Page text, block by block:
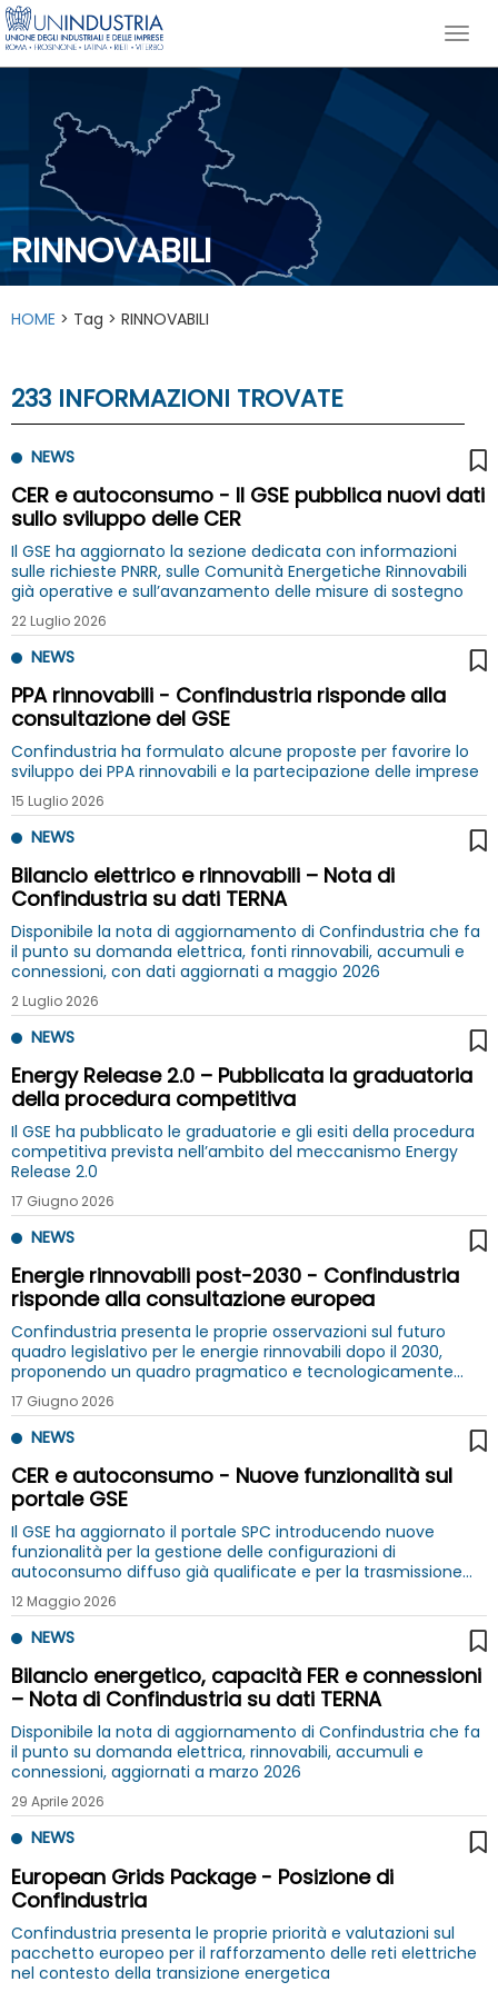
RINNOVABILI
HOME > Tag > RINNOVABILI
233 INFORMAZIONI TROVATE
NEWS
CER e autoconsumo - Il GSE pubblica nuovi dati
sullo sviluppo delle CER
Il GSE ha aggiornato la sezione dedicata con informazioni
sulle richieste PNRR, sulle Comunità Energetiche Rinnovabili
già operative e sull’avanzamento delle misure di sostegno
22 Luglio 2026
NEWS
PPA rinnovabili - Confindustria risponde alla
consultazione del GSE
Confindustria ha formulato alcune proposte per favorire lo
sviluppo dei PPA rinnovabili e la partecipazione delle imprese
15 Luglio 2026
NEWS
Bilancio elettrico e rinnovabili – Nota di
Confindustria su dati TERNA
Disponibile la nota di aggiornamento di Confindustria che fa
il punto su domanda elettrica, fonti rinnovabili, accumuli e
connessioni, con dati aggiornati a maggio 2026
2 Luglio 2026
NEWS
Energy Release 2.0 – Pubblicata la graduatoria
della procedura competitiva
Il GSE ha pubblicato le graduatorie e gli esiti della procedura
competitiva prevista nell’ambito del meccanismo Energy
Release 2.0
17 Giugno 2026
NEWS
Energie rinnovabili post-2030 - Confindustria
risponde alla consultazione europea
Confindustria presenta le proprie osservazioni sul futuro
quadro legislativo per le energie rinnovabili dopo il 2030,
proponendo un quadro pragmatico e tecnologicamente
neutrale, fondato sull’integrazione tra diverse fonti
energetiche
17 Giugno 2026
NEWS
CER e autoconsumo - Nuove funzionalità sul
portale GSE
Il GSE ha aggiornato il portale SPC introducendo nuove
funzionalità per la gestione delle configurazioni di
autoconsumo diffuso già qualificate e per la trasmissione
delle relative richieste di modifica
12 Maggio 2026
NEWS
Bilancio energetico, capacità FER e connessioni
– Nota di Confindustria su dati TERNA
Disponibile la nota di aggiornamento di Confindustria che fa
il punto su domanda elettrica, rinnovabili, accumuli e
connessioni, aggiornati a marzo 2026
29 Aprile 2026
NEWS
European Grids Package - Posizione di
Confindustria
Confindustria presenta le proprie priorità e valutazioni sul
pacchetto europeo per il rafforzamento delle reti elettriche
nel contesto della transizione energetica